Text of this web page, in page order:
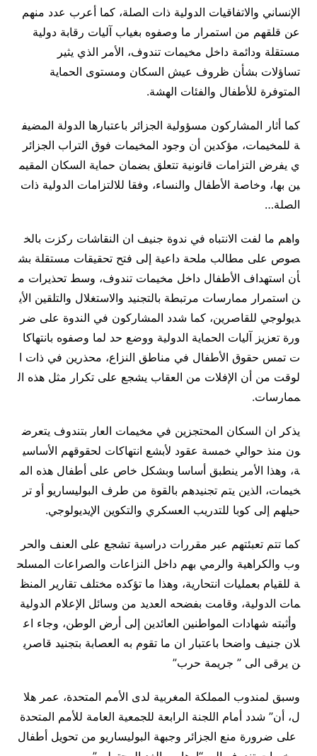
والاتفاقيات الدولية ذات الصلة، كما أعرب عدد منهم
قلقهم من استمرار ما وصفوه بغياب آليات رقابة دولية
ودائمة داخل مخيمات تندوف، الأمر الذي يثير
بشأن ظروف عيش السكان ومستوى الحماية
للأطفال والفئات الهشة.
أثار المشاركون مسؤولية الجزائر باعتبارها الدولة المضيف
مؤكدين أن وجود المخيمات فوق التراب الجزائر
التزامات قانونية تتعلق بضمان حماية السكان المقيم
بها، وخاصة الأطفال والنساء، وفقا للالتزامات الدولية ذات
ما لفت الانتباه في ندوة جنيف ان النقاشات ركزت بالخ
على مطالب ملحة داعية إلى فتح تحقيقات مستقلة بش
استهداف الأطفال داخل مخيمات تندوف، وسط تحذيرات م
ممارسات مرتبطة بالتجنيد والاستغلال والتلقين الأي
للقاصرين، كما شدد المشاركون في الندوة على ضر
تعزيز آليات الحماية الدولية ووضع حد لما وصفوه بانتهاكا
حقوق الأطفال في مناطق النزاع، محذرين في ذات ا
من أن الإفلات من العقاب يشجع على تكرار مثل هذه ال
ان السكان المحتجزين في مخيمات العار بتندوف يتعرض
منذ حوالي خمسة عقود لأبشع انتهاكات لحقوقهم الأساسي
وهذا الأمر ينطبق أساسا وبشكل خاص على أطفال هذه الم
الذين يتم تجنيدهم بالقوة من طرف البوليساريو أو تر
إلى كوبا للتدريب العسكري والتكوين الإيديولوجي.
تتم تعبئتهم عبر مقررات دراسية تشجع على العنف والحر
والكراهية والرمي بهم داخل النزاعات والصراعات المسلح
بعمليات انتحارية، وهذا ما تؤكده مختلف تقارير المنظ
الدولية، وقامت بفضحه العديد من وسائل الإعلام الدولية
شهادات المواطنين العائدين إلى أرض الوطن، وجاء اع
جنيف واضحا باعتبار ان ما تقوم به العصابة بتجنيد قاصري
الى ” جريمة حرب”
لمندوب المملكة المغربية لدى الأمم المتحدة، عمر هلا
شدد أمام اللجنة الرابعة للجمعية العامة للأمم المتحدة
ضرورة منع الجزائر وجبهة البوليساريو من تحويل أطفال